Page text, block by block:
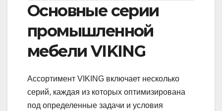
Основные серии
промышленной
мебели VIKING
Ассортимент VIKING включает несколько
серий, каждая из которых оптимизирована
под определенные задачи и условия